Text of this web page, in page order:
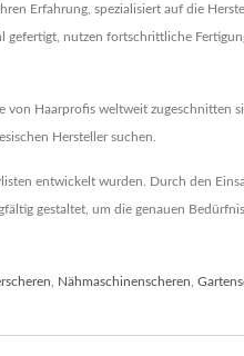
Erfahrung, spezialisiert auf die
nutzen fortschrittliche
Haarprofis weltweit
Hersteller suchen.
entwickelt wurden. Durch den
gestaltet, um die genauen
Nähmaschinenscheren